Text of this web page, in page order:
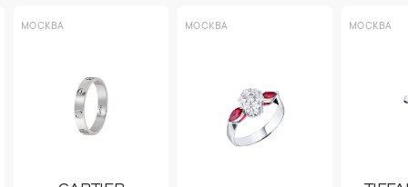
МОСКВА МОСКВА МОСКВА